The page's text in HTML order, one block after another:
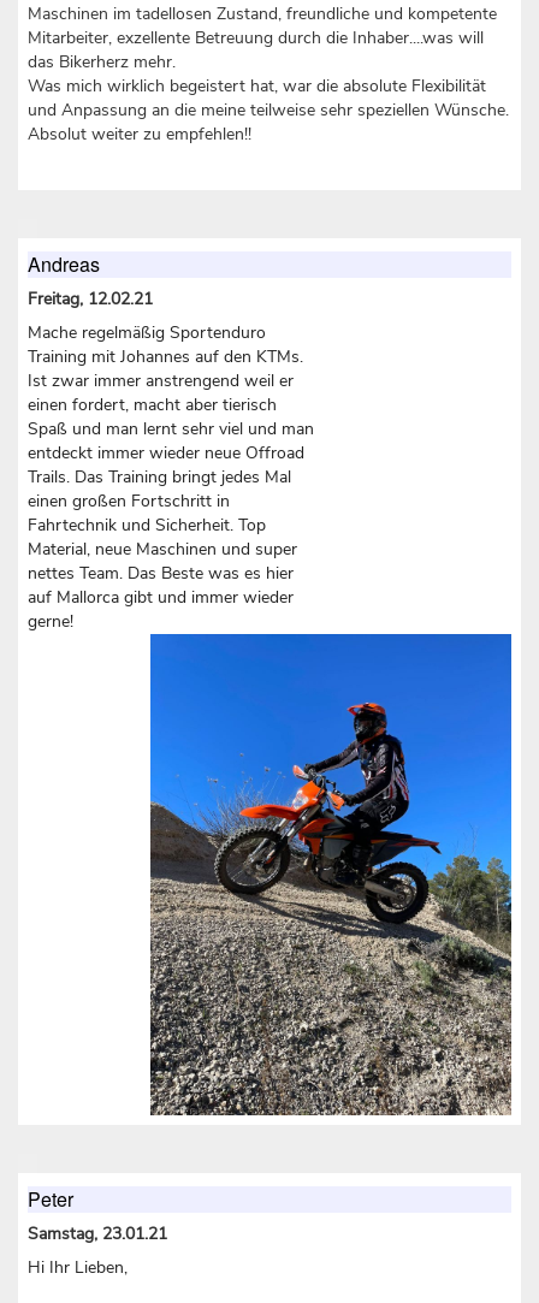
Maschinen im tadellosen Zustand, freundliche und kompetente
Mitarbeiter, exzellente Betreuung durch die Inhaber....was will
das Bikerherz mehr.
Was mich wirklich begeistert hat, war die absolute Flexibilität
und Anpassung an die meine teilweise sehr speziellen Wünsche.
Absolut weiter zu empfehlen!!
Andreas
Freitag, 12.02.21
Mache regelmäßig Sportenduro
Training mit Johannes auf den KTMs.
Ist zwar immer anstrengend weil er
einen fordert, macht aber tierisch
Spaß und man lernt sehr viel und man
entdeckt immer wieder neue Offroad
Trails. Das Training bringt jedes Mal
einen großen Fortschritt in
Fahrtechnik und Sicherheit. Top
Material, neue Maschinen und super
nettes Team. Das Beste was es hier
auf Mallorca gibt und immer wieder
gerne!
Peter
Samstag, 23.01.21
Hi Ihr Lieben,